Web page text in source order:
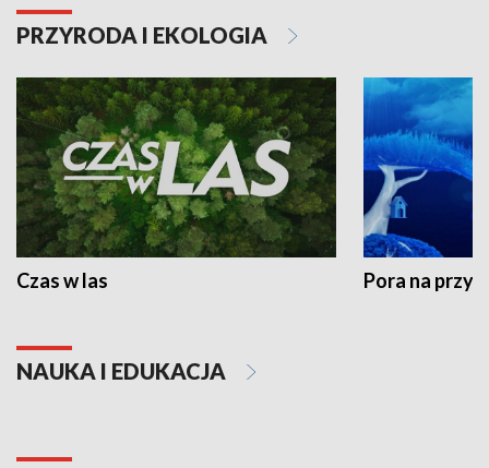
PRZYRODA I EKOLOGIA
Czas w las Pora na
NAUKA I EDUKACJA